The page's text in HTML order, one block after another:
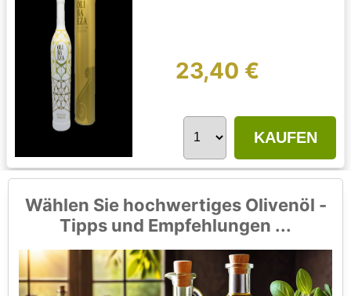
23,40 €
KAUFEN
Wählen Sie hochwertiges Olivenöl -
Tipps und Empfehlungen ...